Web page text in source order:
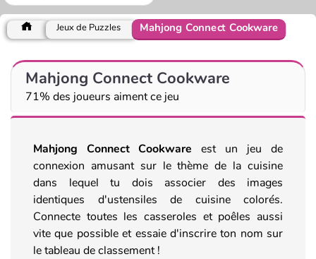
Jeux de Puzzles Mahjong Connect Cookware
Mahjong Connect Cookware
71% des joueurs aiment ce jeu
Mahjong Connect Cookware est un jeu de
connexion amusant sur le thème de la cuisine
dans lequel tu dois associer des images
identiques d'ustensiles de cuisine colorés.
Connecte toutes les casseroles et poêles aussi
vite que possible et essaie d'inscrire ton nom sur
le tableau de classement !